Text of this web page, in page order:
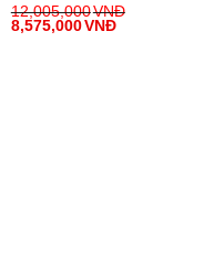
12,005,000VNĐ
8,575,000VNĐ